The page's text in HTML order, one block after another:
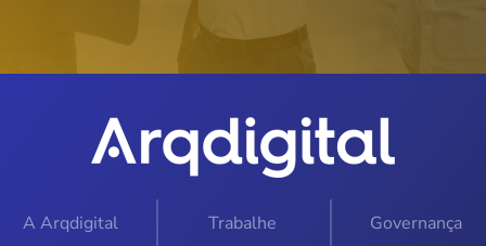
A Arqdigital
Trabalhe
Governança